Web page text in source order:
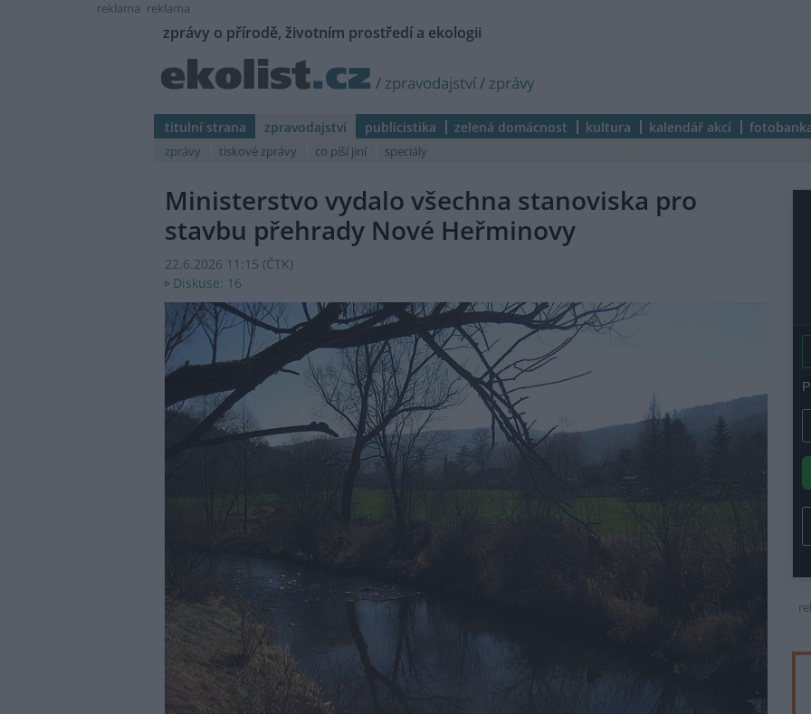
reklama reklama
zprávy o přírodě, životním prostředí a ekologii
/ zpravodajství/ zprávy
titulní strana zpravodajství publicistika zelená domácnost kultura kalendář akcí
zprávy tiskové zprávy co píší jiní speciály
Ministerstvo vydalo všechna stanoviska pro
stavbu přehrady Nové Heřminovy
22.6.2026 11:15 (ČTK)
Diskuse: 16